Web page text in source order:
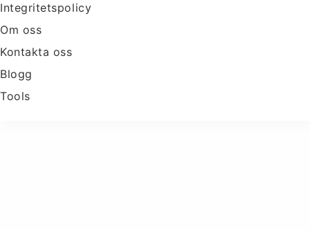
Integritetspolicy
Om oss
Kontakta oss
Blogg
Tools